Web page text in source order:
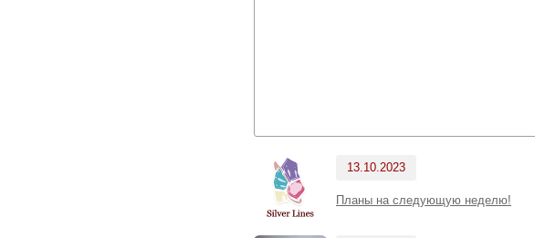
13.10.2023
Планы на следующую неделю!